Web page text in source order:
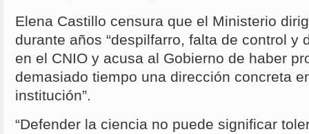
Elena Castillo censura que el Ministerio
durante años “despilfarro, falta de control y
en el CNIO y acusa al Gobierno de haber
demasiado tiempo una dirección concreta
institución”.
“Defender la ciencia no puede significar